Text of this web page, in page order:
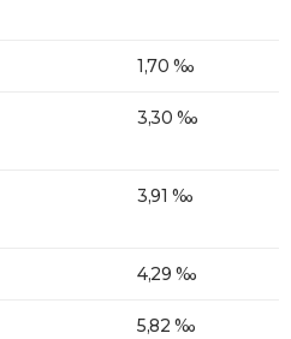
1,70 ‰
3,30 ‰
3,91 ‰
4,29 ‰
5,82 ‰